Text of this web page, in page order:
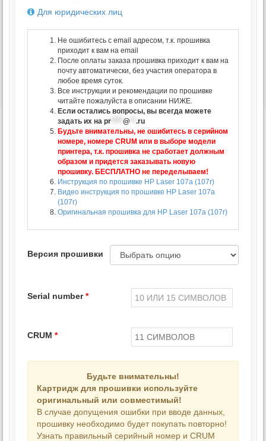
Для юридических лиц
Не ошибитесь с email адресом, т.к. прошивка
приходит к вам на email
После оплаты заказа прошивка приходит к вам на
почту автоматически, без участия оператора в
любое время суток.
Все инструкции и рекомендации по прошивке
читайте пожалуйста в описании НИЖЕ.
Если остались вопросы, вы всегда можете
задать их на pr @
.ru
Будьте внимательны, не ошибитесь в серийном
номере, номере CRUM или в выборе модели
принтера, т.к. прошивка не сработает должным
образом и придется заказывать новую
прошивку. БЕСПЛАТНО не переделываем!
Инструкция по прошивке HP Laser 107a (107r)
Видео инструкция по прошивке HP Laser 107a
(107r)
Оригинальная прошивка для HP Laser 107a (107r)
Версия прошивки
Serial number*
CRUM *
Будьте внимательны!
Картридж для прошивки используйте
оригинальный или совместимый!
В случае допущения ошибки при вводе данных,
прошивку необходимо будет покупать повторно!
Узнать правильный серийный номер и CRUM